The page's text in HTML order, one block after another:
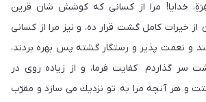
خدايا! مرا از كسانى كه كوشش شان قرين
خيرات كامل گشت قرار ده، و نيز مرا از كسانى
و نعمت پذير و رستگار گشته پس بهره بردند،
سر گذاردم كفايت فرما، و از زياده روی در
و هر آنچه مرا به تو نزديك می سازد و مقرّب